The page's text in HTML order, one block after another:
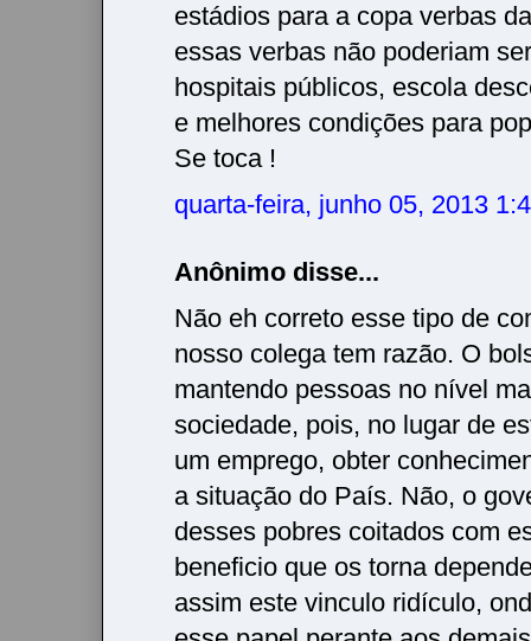
estádios para a copa verbas
essas verbas não poderiam
hospitais públicos, escola
e melhores condições para
Se toca !
quarta-feira, junho 05, 2013
Anônimo disse...
Não eh correto esse tipo de
nosso colega tem razão. O
mantendo pessoas no nível
sociedade, pois, no lugar de
um emprego, obter
a situação do País. Não, o
desses pobres coitados com
beneficio que os torna
assim este vinculo ridículo,